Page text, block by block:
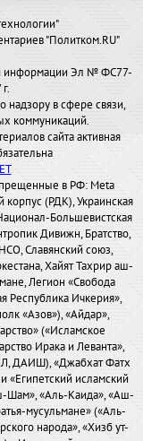
"Политком.RU"
информации Эл № ФС77-
надзору в сфере связи,
коммуникаций.
сайта активная
в РФ: Meta
корпус (РДК), Украинская
Большевистская
Дивижн, Братство,
Славянский союз,
Хайят Тахрир аш-
Легион «Свобода
Республика Ичкерия»,
«Азов»), «Айдар»,
(«Исламское
Ирака и Леванта»,
ДАИШ), «Джабхат Фатх
исламский
Шам», «Аль-Каида», «Аш-
мусульмане» («Аль-
народа», «Хизб ут-